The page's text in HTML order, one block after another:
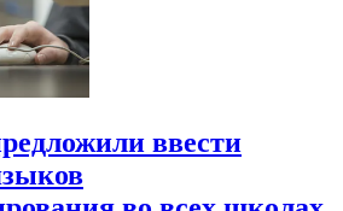
ввести